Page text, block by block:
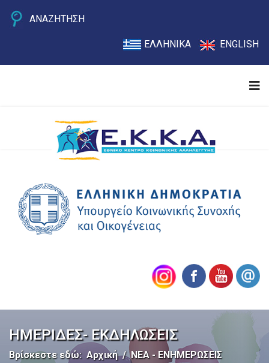
ΑΝΑΖΗΤΗΣΗ
ΕΛΛΗΝΙΚΑ ENGLISH
ΗΜΕΡΙΔΕΣ- ΕΚΔΗΛΩΣΕΙΣ
Βρίσκεστε εδώ: Αρχική
ΝΕΑ - ΕΝΗΜΕΡΩΣΕΙΣ